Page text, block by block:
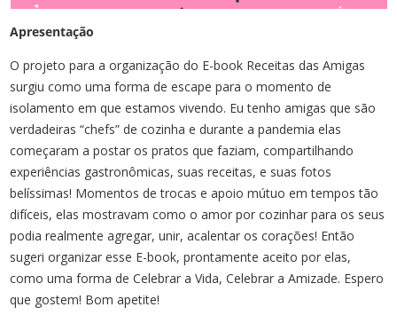
Apresentação
O projeto para a organização do E-book Receitas das Amigas
surgiu como uma forma de escape para o momento de
isolamento em que estamos vivendo. Eu tenho amigas que são
verdadeiras “chefs” de cozinha e durante a pandemia elas
começaram a postar os pratos que faziam, compartilhando
experiências gastronômicas, suas receitas, e suas fotos
belíssimas! Momentos de trocas e apoio mútuo em tempos tão
difíceis, elas mostravam como o amor por cozinhar para os seus
podia realmente agregar, unir, acalentar os corações! Então
sugeri organizar esse E-book, prontamente aceito por elas,
como uma forma de Celebrar a Vida, Celebrar a Amizade. Espero
que gostem! Bom apetite!